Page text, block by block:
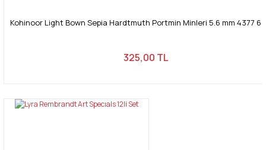
Kohinoor Light Bown Sepia Hardtmuth Portmin Minleri 5.6 mm 4377 6
325,00 TL